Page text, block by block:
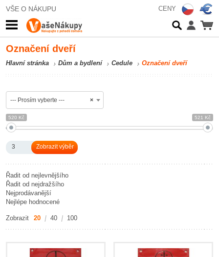
VŠE O NÁKUPU CENY
Označení dveří
Hlavní stránka Dům a bydlení Cedule Označení dveří
×
--- Prosím vyberte ---
520 Kč 521 Kč
3
Řadit od nejlevnějšího
Řadit od nejdražšího
Nejprodávanější
Nejlépe hodnocené
Zobrazit 20 40 100